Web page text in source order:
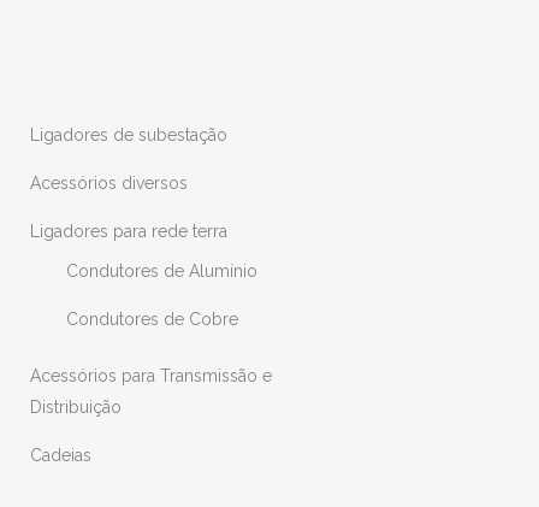
Ligadores de subestação
Acessórios diversos
Ligadores para rede terra
Condutores de Alumínio
Condutores de Cobre
Acessórios para Transmissão e
Distribuição
Cadeias